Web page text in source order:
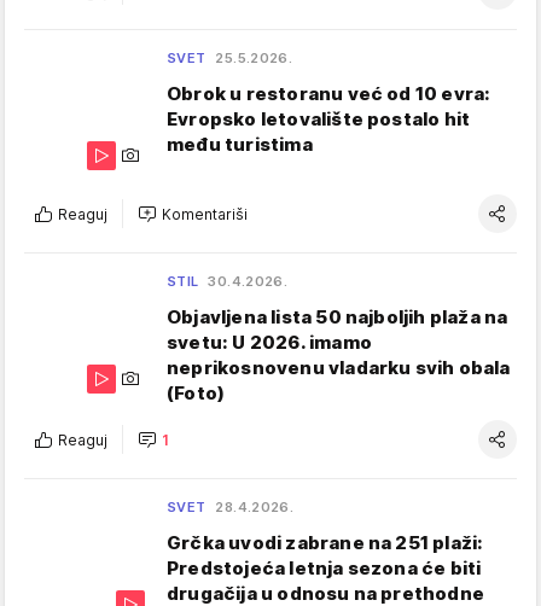
SVET 25.5.2026.
Obrok u restoranu već od 10 evra:
Evropsko letovalište postalo hit
među turistima
Reaguj Komentariši
STIL 30.4.2026.
Objavljena lista 50 najboljih plaža na
svetu: U 2026. imamo
neprikosnovenu vladarku svih obala
(Foto)
Reaguj 1
SVET 28.4.2026.
Grčka uvodi zabrane na 251 plaži:
Predstojeća letnja sezona će biti
drugačija u odnosu na prethodne